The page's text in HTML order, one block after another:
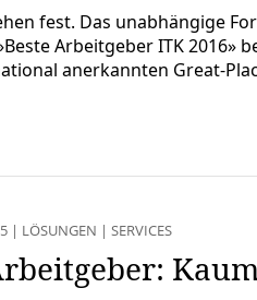
fest. Das unabhängige
Arbeitgeber ITK
anerkannten Great-
| LÖSUNGEN | SERVICES